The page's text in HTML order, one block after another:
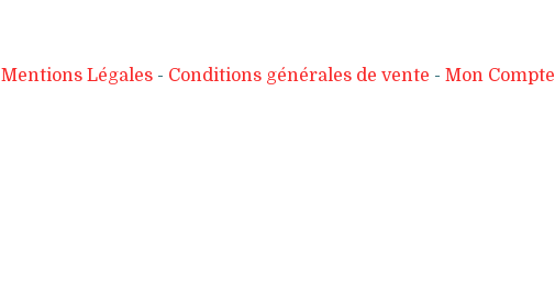
Mentions Légales Conditions générales de vente Mon Compte